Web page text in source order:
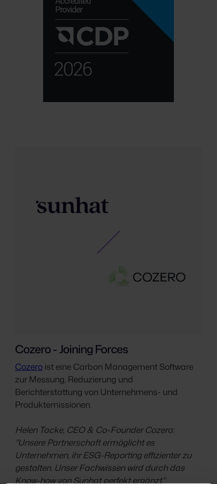
Cozero - Joining Forces
Cozeroist eine Carbon Management Software
zur Messung, Reduzierung und
Berichterstattung von Unternehmens- und
Produktemissionen.
Helen Tacke, CEO & Co-Founder Cozero:
"Unsere Partnerschaft ermöglicht es
Unternehmen, ihr ESG-Reporting effizienter zu
gestalten. Unser Fachwissen wird durch das
Know-how von Sunhat perfekt ergänzt."